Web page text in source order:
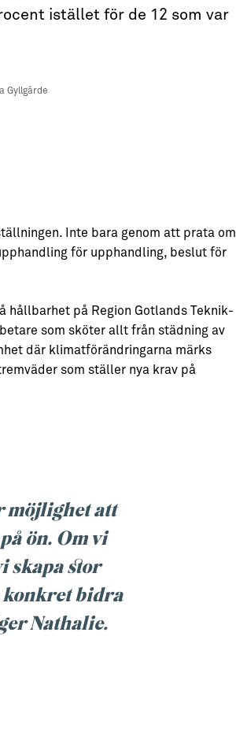
istället för de 12 som var
Gyllgårde
Inte bara genom att prata om
för upphandling, beslut för
hållbarhet på Region Gotlands Teknik-
som sköter allt från städning av
där klimatförändringarna märks
som ställer nya krav på
möjlighet att
ön. Om vi
skapa stor
bidra
Nathalie.